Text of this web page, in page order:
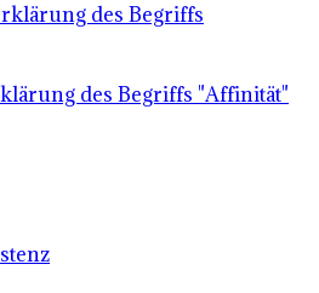
des Begriffs
des Begriffs "Affinität"